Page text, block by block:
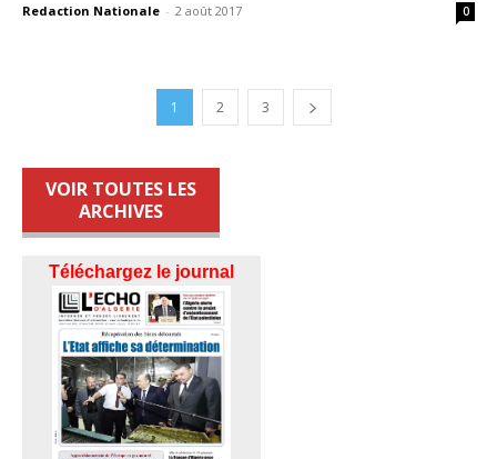
Redaction Nationale - 2 août 2017 0
1 2 3
VOIR TOUTES LES
ARCHIVES